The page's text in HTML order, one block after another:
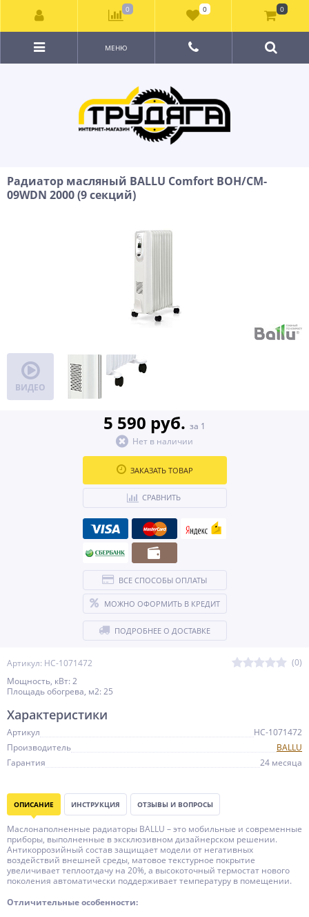
МЕНЮ
Радиатор масляный BALLU Comfort BOH/CM-
09WDN 2000 (9 секций)
ВИДЕО
Артикул: НС-1071472
(0)
Мощность, кВт: 2
Площадь обогрева, м2: 25
5 590 руб. за 1
Нет в наличии
ЗАКАЗАТЬ ТОВАР
СРАВНИТЬ
ВСЕ СПОСОБЫ ОПЛАТЫ
МОЖНО ОФОРМИТЬ В КРЕДИТ
ПОДРОБНЕЕ О ДОСТАВКЕ
Характеристики
Артикул
НС-1071472
Производитель
BALLU
Гарантия
24 месяца
ОПИСАНИЕ ИНСТРУКЦИЯ ОТЗЫВЫ И ВОПРОСЫ
Маслонаполненные радиаторы BALLU – это мобильные и современные
приборы, выполненные в эксклюзивном дизайнерском решении.
Антикоррозийный состав защищает модели от негативных
воздействий внешней среды, матовое текстурное покрытие
увеличивает теплоотдачу на 20%, а высокоточный термостат нового
поколения автоматически поддерживает температуру в помещении.
Отличительные особенности:
0 0 0